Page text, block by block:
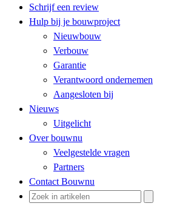
Schrijf een review
Hulp bij je bouwproject
Nieuwbouw
Verbouw
Garantie
Verantwoord ondernemen
Aangesloten bij
Nieuws
Uitgelicht
Over bouwnu
Veelgestelde vragen
Partners
Contact Bouwnu